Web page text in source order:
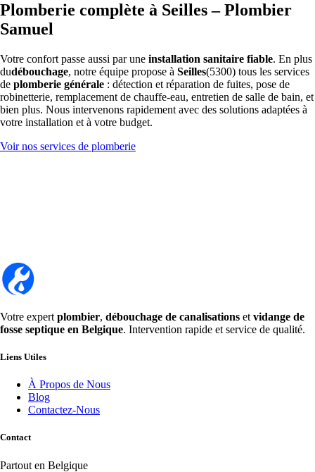
Plomberie complète à Seilles – Plombier
Samuel
Votre confort passe aussi par une installation sanitaire fiable. En plus
dudébouchage, notre équipe propose à Seilles(5300) tous les services
de plomberie générale : détection et réparation de fuites, pose de
robinetterie, remplacement de chauffe-eau, entretien de salle de bain, et
bien plus. Nous intervenons rapidement avec des solutions adaptées à
votre installation et à votre budget.
Voir nos services de plomberie
Votre expert plombier, débouchage de canalisations et vidange de
fosse septique en Belgique. Intervention rapide et service de qualité.
Liens Utiles
À Propos de Nous
Blog
Contactez-Nous
Contact
Partout en Belgique